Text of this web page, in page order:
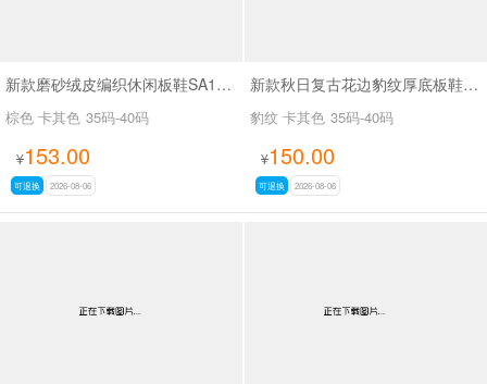
新款磨砂绒皮编织休闲板鞋SA18035
棕色 卡其色 35码-40码
¥153.00
可退换 2026-08-06
新款秋日复古花边豹纹厚底板鞋SA18036
豹纹 卡其色 35码-40码
¥150.00
可退换 2026-08-06